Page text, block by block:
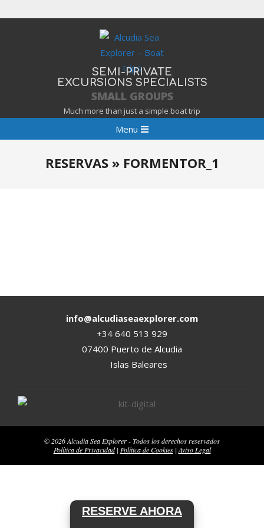
SEMI-PRIVATE
EXCURSIONS SPECIALISTS
SMALL GROUPS
Much more than just a simple boat trip
Navigation
Menu
RESERVAS » FORMENTOR_1
03-
info@alcudiaseaexplorer.com
+34 640 513 929
07400 Puerto de Alcudia
Islas Baleares
© 2026 Alcudia Sea Explorer - Todos los derechos reservados
Política de Privacidad| Política de Cookies| Aviso Legal
RESERVE AHORA